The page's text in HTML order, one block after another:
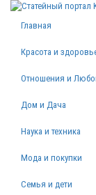
Главная
Красота и
Отношения и
Дом и Дача
Наука и техника
Мода и покупки
Семья и дети